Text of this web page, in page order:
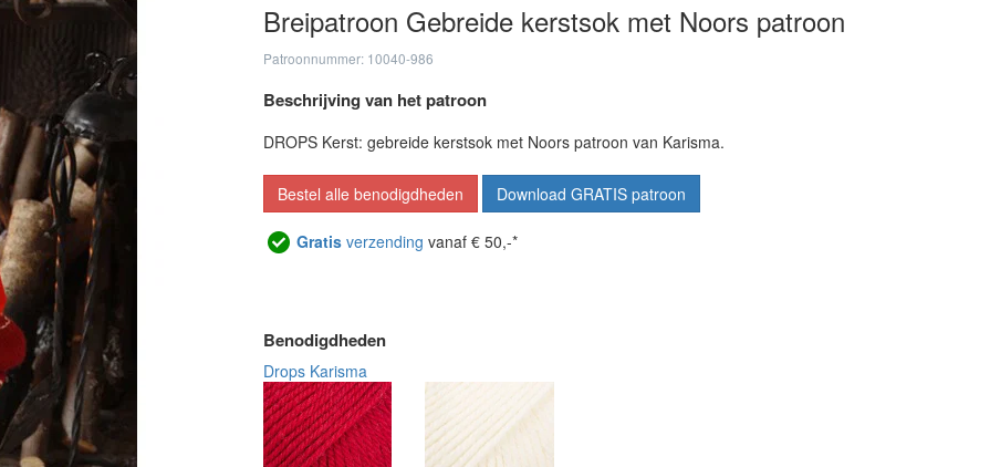
Breipatroon Gebreide kerstsok met Noors patroon
Patroonnummer: 10040-986
Beschrijving van het patroon
DROPS Kerst: gebreide kerstsok met Noors patroon van Karisma.
Bestel alle benodigdheden Download GRATIS patroon
Gratis verzending vanaf € 50,-*
Benodigdheden
Drops Karisma